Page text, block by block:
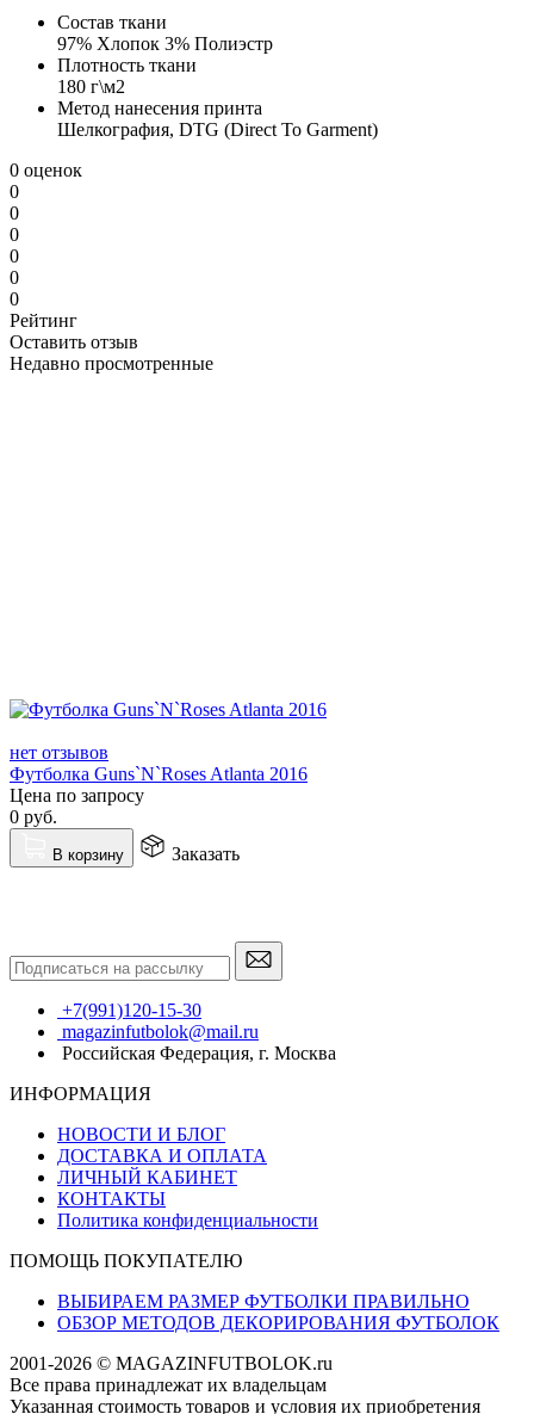
Состав ткани
97% Хлопок 3% Полиэстр
Плотность ткани
180 г\м2
Метод нанесения принта
Шелкография, DTG (Direct To Garment)
0 оценок
0
0
0
0
0
0
Рейтинг
Оставить отзыв
Недавно просмотренные
нет отзывов
Футболка Guns`N`Roses Atlanta 2016
Цена по запросу
0 руб.
В корзину Заказать
+7(991)120-15-30
magazinfutbolok@mail.ru
Российская Федерация, г. Москва
ИНФОРМАЦИЯ
НОВОСТИ И БЛОГ
ДОСТАВКА И ОПЛАТА
ЛИЧНЫЙ КАБИНЕТ
КОНТАКТЫ
Политика конфиденциальности
ПОМОЩЬ ПОКУПАТЕЛЮ
ВЫБИРАЕМ РАЗМЕР ФУТБОЛКИ ПРАВИЛЬНО
ОБЗОР МЕТОДОВ ДЕКОРИРОВАНИЯ ФУТБОЛОК
2001-2026 © MAGAZINFUTBOLOK.ru
Все права принадлежат их владельцам
Указанная стоимость товаров и условия их приобретения